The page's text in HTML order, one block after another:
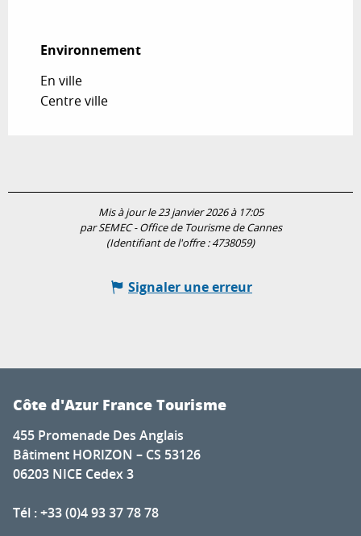
Environnement
Environnement
En ville
Centre ville
Mis à jour le 23 janvier 2026 à 17:05
par SEMEC - Office de Tourisme de Cannes
(Identifiant de l'offre :4738059)
Signaler une erreur
Côte d'Azur France Tourisme
455 Promenade Des Anglais
Bâtiment HORIZON – CS 53126
06203 NICE Cedex 3
Tél : +33 (0)4 93 37 78 78